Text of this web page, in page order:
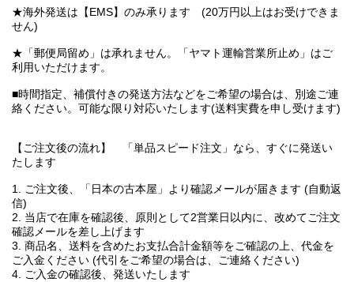
★海外発送は【EMS】のみ承ります (20万円以上はお受けできま
せん)
★「郵便局留め」は承れません。「ヤマト運輸営業所止め」はご
利用いただけます。
■時間指定、補償付きの発送方法などをご希望の場合は、別途ご連
絡ください。可能な限り対応いたします(送料実費を申し受けます)
【ご注文後の流れ】 「単品スピード注文」なら、すぐに発送い
たします
1. ご注文後、「日本の古本屋」より確認メールが届きます (自動返
信)
2. 当店で在庫を確認後、原則として2営業日以内に、改めてご注文
確認メールを差し上げます
3. 商品名、送料を含めたお支払合計金額等をご確認の上、代金を
ご入金ください (代引をご希望の場合は、ご連絡ください)
4. ご入金の確認後、発送いたします